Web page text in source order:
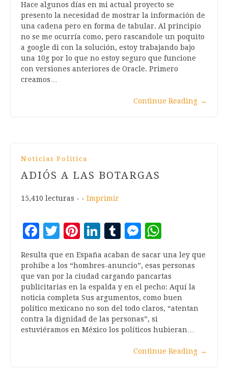
Hace algunos días en mi actual proyecto se
presento la necesidad de mostrar la información de
una cadena pero en forma de tabular. Al principio
no se me ocurría como, pero rascandole un poquito
a google di con la solución, estoy trabajando bajo
una 10g por lo que no estoy seguro que funcione
con versiones anteriores de Oracle. Primero
creamos…
Continue Reading →
Noticias Politica
ADIÓS A LAS BOTARGAS
15,410 lecturas - - Imprimir
Facebook
Twitter
Pinterest
LinkedIn
Tumblr
Messenger
Resulta que en España acaban de sacar una ley que
prohíbe a los “hombres-anuncio”, esas personas
que van por la ciudad cargando pancartas
publicitarias en la espalda y en el pecho: Aquí la
noticia completa Sus argumentos, como buen
político mexicano no son del todo claros, “atentan
contra la dignidad de las personas”, si
estuviéramos en México los políticos hubieran…
Continue Reading →